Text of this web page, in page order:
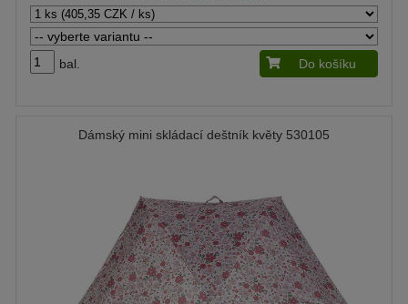
bal. Do košíku
Dámský mini skládací deštník květy 530105